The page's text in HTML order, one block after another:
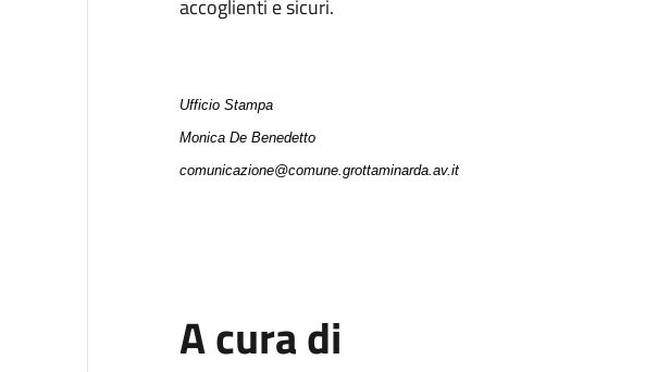
accoglienti e sicuri.
Ufficio Stampa
Monica De Benedetto
comunicazione@comune.grottaminarda.av.it
A cura di